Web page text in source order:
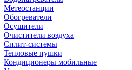
Метеостанции
Обогреватели
Осушители
Очистители воздуха
Сплит-системы
Тепловые пушки
Кондиционеры мобильные